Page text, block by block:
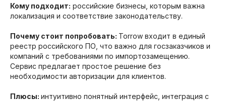
Кому подходит: российские бизнесы, которым важна
локализация и соответствие законодательству.
Почему стоит попробовать: Torrow входит в единый
реестр российского ПО, что важно для госзаказчиков и
компаний с требованиями по импортозамещению.
Сервис предлагает простое решение без
необходимости авторизации для клиентов.
Плюсы: интуитивно понятный интерфейс, интеграция с